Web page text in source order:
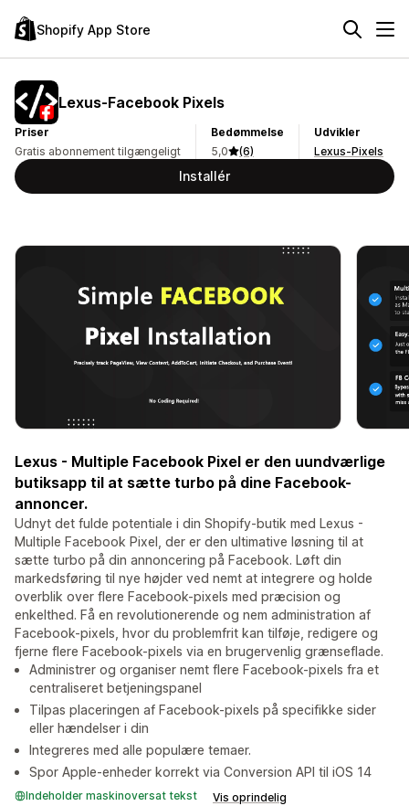
Shopify App Store
Lexus‑Facebook Pixels
Priser
Gratis abonnement tilgængeligt
Bedømmelse
5,0
(6)
Udvikler
Lexus-Pixels
Installér
Lexus - Multiple Facebook Pixel er den uundværlige
butiksapp til at sætte turbo på dine Facebook-
annoncer.
Udnyt det fulde potentiale i din Shopify-butik med Lexus -
Multiple Facebook Pixel, der er den ultimative løsning til at
sætte turbo på din annoncering på Facebook. Løft din
markedsføring til nye højder ved nemt at integrere og holde
overblik over flere Facebook-pixels med præcision og
enkelthed. Få en revolutionerende og nem administration af
Facebook-pixels, hvor du problemfrit kan tilføje, redigere og
fjerne flere Facebook-pixels via en brugervenlig grænseflade.
Administrer og organiser nemt flere Facebook-pixels fra et
centraliseret betjeningspanel
Tilpas placeringen af Facebook-pixels på specifikke sider
eller hændelser i din
Integreres med alle populære temaer.
Spor Apple-enheder korrekt via Conversion API til iOS 14
Indeholder maskinoversat tekst Vis oprindelig